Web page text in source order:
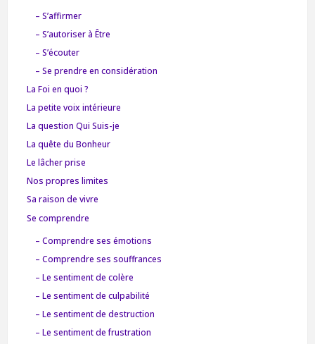
– S’affirmer
– S’autoriser à Être
– S’écouter
– Se prendre en considération
La Foi en quoi ?
La petite voix intérieure
La question Qui Suis-je
La quête du Bonheur
Le lâcher prise
Nos propres limites
Sa raison de vivre
Se comprendre
– Comprendre ses émotions
– Comprendre ses souffrances
– Le sentiment de colère
– Le sentiment de culpabilité
– Le sentiment de destruction
– Le sentiment de frustration